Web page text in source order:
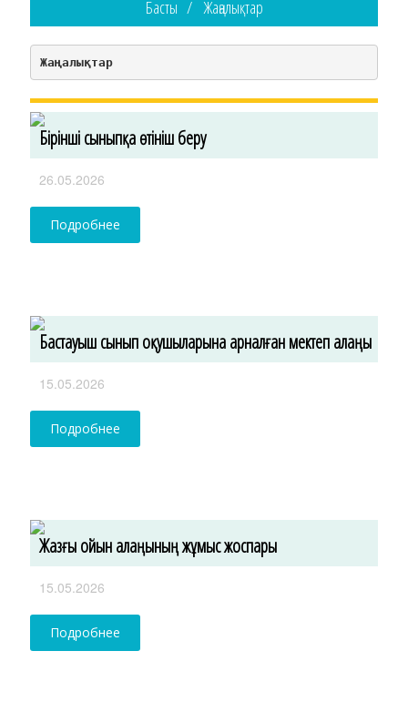
Басты Жаңалықтар
Жаңалықтар
Бірінші сыныпқа өтініш беру
26.05.2026
Подробнее
Бастауыш сынып оқушыларына арналған мектеп алаңы
15.05.2026
Подробнее
Жазғы ойын алаңының жұмыс жоспары
15.05.2026
Подробнее